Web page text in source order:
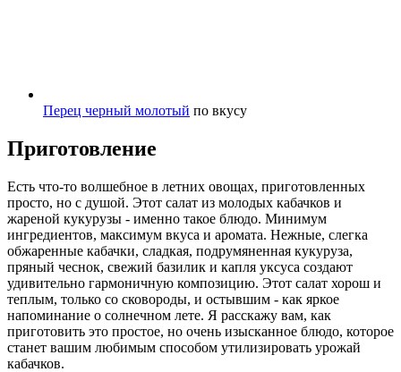
Перец черный молотый по вкусу
Приготовление
Есть что-то волшебное в летних овощах, приготовленных
просто, но с душой. Этот салат из молодых кабачков и
жареной кукурузы - именно такое блюдо. Минимум
ингредиентов, максимум вкуса и аромата. Нежные, слегка
обжаренные кабачки, сладкая, подрумяненная кукуруза,
пряный чеснок, свежий базилик и капля уксуса создают
удивительно гармоничную композицию. Этот салат хорош и
теплым, только со сковороды, и остывшим - как яркое
напоминание о солнечном лете. Я расскажу вам, как
приготовить это простое, но очень изысканное блюдо, которое
станет вашим любимым способом утилизировать урожай
кабачков.